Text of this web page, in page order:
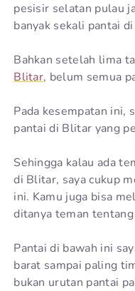
pesisir selatan pulau
banyak sekali pantai
Bahkan setelah lima
Blitar, belum semua
Pada kesempatan ini,
pantai di Blitar yang
Sehingga kalau ada
di Blitar, saya cukup
ini. Kamu juga bisa
ditanya teman
Pantai di bawah ini
barat sampai paling
bukan urutan pantai